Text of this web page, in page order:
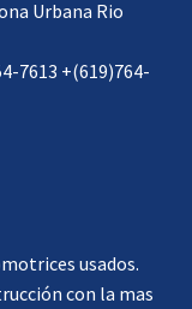
Urbana Rio
7613 +(619)764-
usados.
con la mas